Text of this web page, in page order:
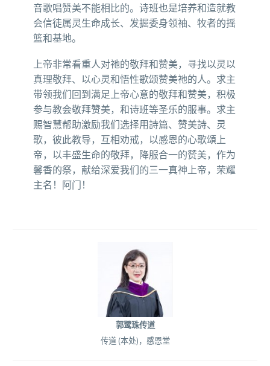
音歌唱赞美不能相比的。诗班也是培养和造就教
会信徒属灵生命成长、发掘委身领袖、牧者的摇
篮和基地。
上帝非常看重人对祂的敬拜和赞美，寻找以灵以
真理敬拜、以心灵和悟性歌颂赞美祂的人。求主
带领我们回到满足上帝心意的敬拜和赞美，积极
参与教会敬拜赞美，和诗班等圣乐的服事。求主
赐智慧帮助激励我们选择用詩篇、赞美詩、灵
歌，彼此教导，互相劝戒，以感恩的心歌頌上
帝，以丰盛生命的敬拜，降服合一的赞美，作为
馨香的祭，献给深爱我们的三一真神上帝，荣耀
主名！阿门！
郭鹭珠传道
传道 (本处)，感恩堂